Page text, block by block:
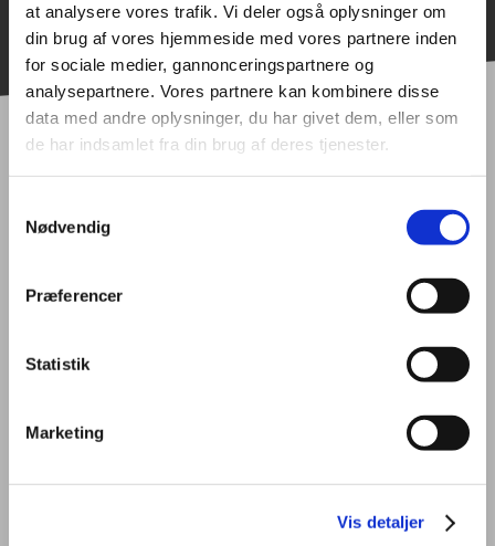
at analysere vores trafik. Vi deler også oplysninger om
din brug af vores hjemmeside med vores partnere inden
for sociale medier, gannonceringspartnere og
analysepartnere. Vores partnere kan kombinere disse
data med andre oplysninger, du har givet dem, eller som
de har indsamlet fra din brug af deres tjenester.
Nødvendig
Præferencer
Statistik
Marketing
Vis detaljer
OM UDDANNELSEN FREMTID
KONTAKT
Generelt